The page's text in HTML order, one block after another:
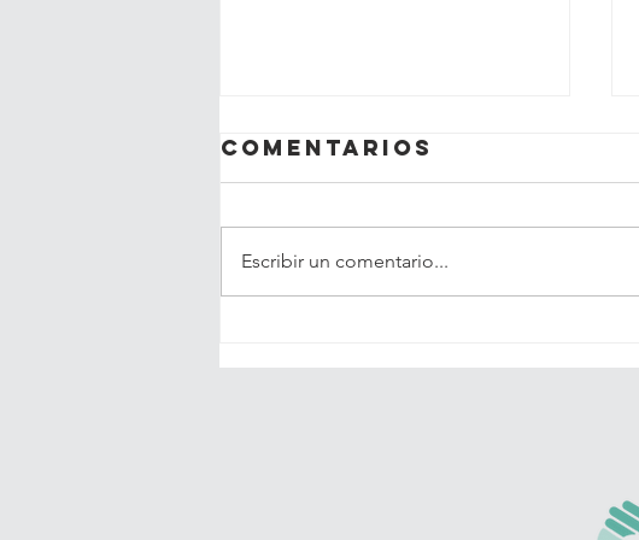
guía en Chile
Comentarios
Escribir un comentario...